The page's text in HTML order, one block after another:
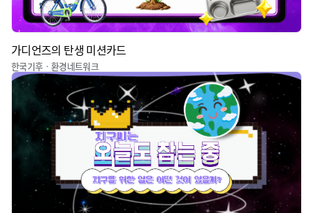
가디언즈의 탄생 미션카드
한국기후ㆍ환경네트워크